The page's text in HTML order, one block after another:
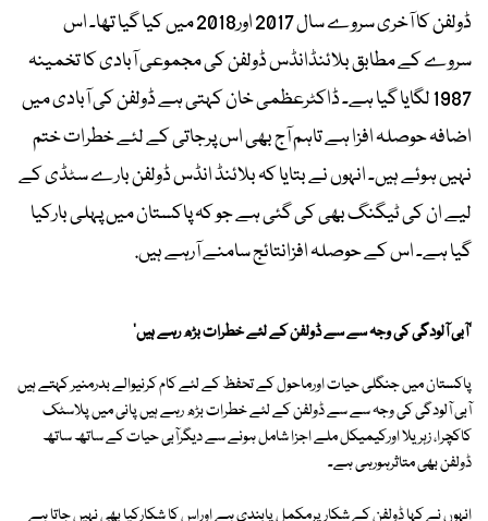
ڈولفن کا آخری سروے سال 2017 اور2018 میں کیا گیا تھا۔ اس
سروے کے مطابق بلائنڈانڈس ڈولفن کی مجموعی آبادی کا تخمینہ
1987 لگایا گیا ہے۔ ڈاکٹرعظمی خان کہتی ہے ڈولفن کی آبادی میں
اضافہ حوصلہ افزا ہے تاہم آج بھی اس پرجاتی کے لئے خطرات ختم
نہیں ہوئے ہیں۔ انہوں نے بتایا کہ بلائنڈ انڈس ڈولفن بارے سٹڈی کے
لیے ان کی ٹیگنگ بھی کی گئی ہے جو کہ پاکستان میں پہلی بارکیا
گیا ہے۔ اس کے حوصلہ افزانتائج سامنے آرہے ہیں.
'آبی آلودگی کی وجہ سے سے ڈولفن کے لئے خطرات بڑھ رہے ہیں'
پاکستان میں جنگلی حیات اورماحول کے تحفظ کے لئے کام کرنیوالے بدرمنیر کہتے ہیں
آبی آلودگی کی وجہ سے سے ڈولفن کے لئے خطرات بڑھ رہے ہیں پانی میں پلاسٹک
کاکچرا، زہریلا اورکیمیکل ملے اجزا شامل ہونے سے دیگرآبی حیات کے ساتھ ساتھ
ڈولفن بھی متاثرہورہی ہے۔
انہوں نے کہا ڈولفن کے شکار پرمکمل پابندی ہے اوراس کا شکارکیا بھی نہیں جاتا ہے